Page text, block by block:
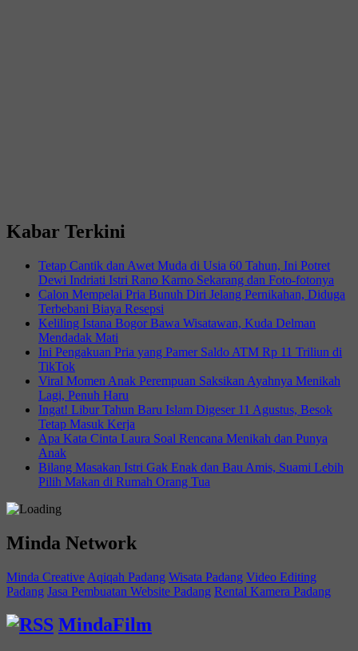
Kabar Terkini
Tetap Cantik dan Awet Muda di Usia 60 Tahun, Ini Potret
Dewi Indriati Istri Rano Karno Sekarang dan Foto-fotonya
Calon Mempelai Pria Bunuh Diri Jelang Pernikahan, Diduga
Terbebani Biaya Resepsi
Keliling Istana Bogor Bawa Wisatawan, Kuda Delman
Mendadak Mati
Ini Pengakuan Pria yang Pamer Saldo ATM Rp 11 Triliun di
TikTok
Viral Momen Anak Perempuan Saksikan Ayahnya Menikah
Lagi, Penuh Haru
Ingat! Libur Tahun Baru Islam Digeser 11 Agustus, Besok
Tetap Masuk Kerja
Apa Kata Cinta Laura Soal Rencana Menikah dan Punya
Anak
Bilang Masakan Istri Gak Enak dan Bau Amis, Suami Lebih
Pilih Makan di Rumah Orang Tua
Minda Network
Minda Creative Aqiqah Padang Wisata Padang Video Editing
Padang Jasa Pembuatan Website Padang Rental Kamera Padang
MindaFilm